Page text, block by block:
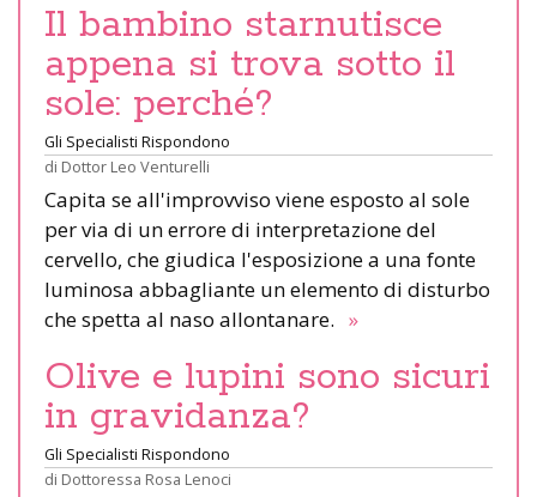
Il bambino starnutisce
appena si trova sotto il
sole: perché?
Gli Specialisti Rispondono
di Dottor Leo Venturelli
Capita se all'improvviso viene esposto al sole
per via di un errore di interpretazione del
cervello, che giudica l'esposizione a una fonte
luminosa abbagliante un elemento di disturbo
che spetta al naso allontanare. »
Olive e lupini sono sicuri
in gravidanza?
Gli Specialisti Rispondono
di Dottoressa Rosa Lenoci